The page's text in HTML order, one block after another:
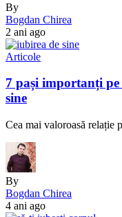
By
Bogdan Chirea
2 ani ago
Articole
7 pași importanți pe
sine
Cea mai valoroasă relație
By
Bogdan Chirea
4 ani ago